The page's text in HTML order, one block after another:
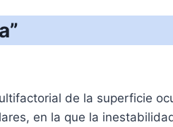
de la superficie
en la que la